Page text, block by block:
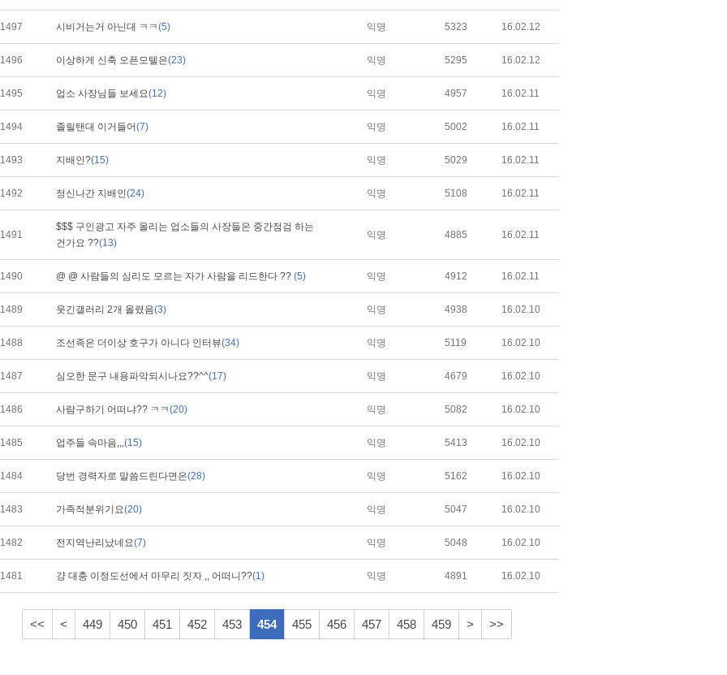
1497 시비거는거 아닌대 ㅋㅋ(5) 익명 5323 16.02.12
1496 이상하게 신축 오픈모텔은(23) 익명 5295 16.02.12
1495 업소 사장님들 보세요(12) 익명 4957 16.02.11
1494 졸릴탠대 이거들어(7) 익명 5002 16.02.11
1493 지배인?(15) 익명 5029 16.02.11
1492 정신나간 지배인(24) 익명 5108 16.02.11
1491
$$$ 구인광고 자주 올리는 업소들의 사장들은 중간점검 하는
건가요 ??(13)
익명 4885 16.02.11
1490 @ @ 사람들의 심리도 모르는 자가 사람을 리드한다 ?? (5) 익명 4912 16.02.11
1489 웃긴갤러리 2개 올렸음(3) 익명 4938 16.02.10
1488 조선족은 더이상 호구가 아니다 인터뷰(34) 익명 5119 16.02.10
1487 심오한 문구 내용파악되시나요??^^(17) 익명 4679 16.02.10
1486 사람구하기 어떠냐?? ㅋㅋ(20) 익명 5082 16.02.10
1485 업주들 속마음,,,(15) 익명 5413 16.02.10
1484 당번 경력자로 말씀드린다면은(28) 익명 5162 16.02.10
1483 가족적분위기요(20) 익명 5047 16.02.10
1482 전지역난리났네요(7) 익명 5048 16.02.10
1481 걍 대충 이정도선에서 마무리 짓자 ,, 어떠니??(1) 익명 4891 16.02.10
<< < 449 450 451 452 453 454 455 456 457 458 459 > >>